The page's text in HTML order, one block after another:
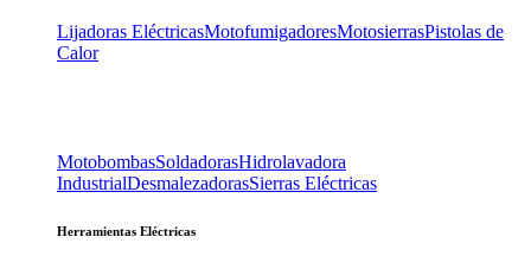
Lijadoras EléctricasMotofumigadoresMotosierrasPistolas de
Calor
MotobombasSoldadorasHidrolavadora
IndustrialDesmalezadorasSierras Eléctricas
Herramientas Eléctricas